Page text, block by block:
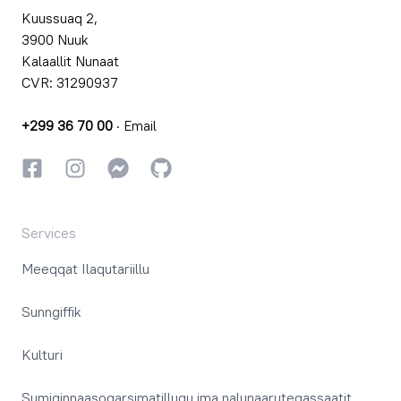
Kuussuaq 2,
3900 Nuuk
Kalaallit Nunaat
CVR: 31290937
+299 36 70 00 · Email
FacebookkiInstagrammiInstagrammi
GitHub
Services
Meeqqat Ilaqutariillu
Sunngiffik
Kulturi
Sumiginnaasoqarsimatillugu ima nalunaaruteqassaatit